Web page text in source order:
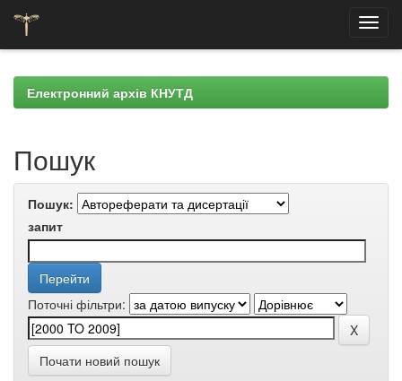
navigationЕлектронний архів КНУТД
Пошук
Пошук:
запит
Поточні фільтри:
Почати новий пошук